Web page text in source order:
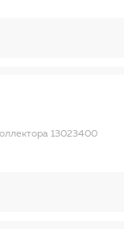
13023400